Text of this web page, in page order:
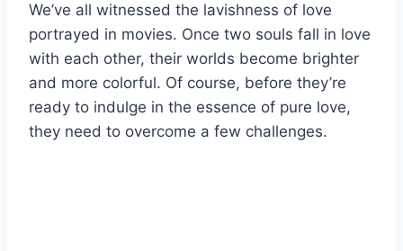
We’ve all witnessed the lavishness of love
portrayed in movies. Once two souls fall in love
with each other, their worlds become brighter
and more colorful. Of course, before they’re
ready to indulge in the essence of pure love,
they need to overcome a few challenges.